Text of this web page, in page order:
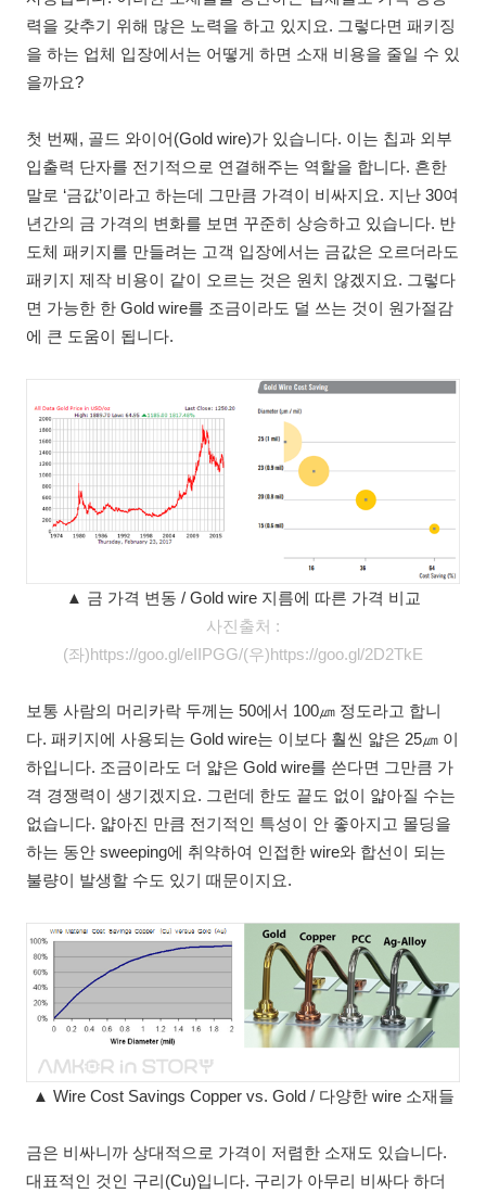
력을 갖추기 위해 많은 노력을 하고 있지요. 그렇다면 패키징
을 하는 업체 입장에서는 어떻게 하면 소재 비용을 줄일 수 있
을까요?
첫 번째, 골드 와이어(Gold wire)가 있습니다. 이는 칩과 외부
입출력 단자를 전기적으로 연결해주는 역할을 합니다. 흔한
말로 ‘금값’이라고 하는데 그만큼 가격이 비싸지요. 지난 30여
년간의 금 가격의 변화를 보면 꾸준히 상승하고 있습니다. 반
도체 패키지를 만들려는 고객 입장에서는 금값은 오르더라도
패키지 제작 비용이 같이 오르는 것은 원치 않겠지요. 그렇다
면 가능한 한 Gold wire를 조금이라도 덜 쓰는 것이 원가절감
에 큰 도움이 됩니다.
▲ 금 가격 변동 / Gold wire 지름에 따른 가격 비교
사진출처 :
(좌)https://goo.gl/eIIPGG/(우)https://goo.gl/2D2TkE
보통 사람의 머리카락 두께는 50에서 100㎛ 정도라고 합니
다. 패키지에 사용되는 Gold wire는 이보다 훨씬 얇은 25㎛ 이
하입니다. 조금이라도 더 얇은 Gold wire를 쓴다면 그만큼 가
격 경쟁력이 생기겠지요. 그런데 한도 끝도 없이 얇아질 수는
없습니다. 얇아진 만큼 전기적인 특성이 안 좋아지고 몰딩을
하는 동안 sweeping에 취약하여 인접한 wire와 합선이 되는
불량이 발생할 수도 있기 때문이지요.
▲ Wire Cost Savings Copper vs. Gold / 다양한 wire 소재들
금은 비싸니까 상대적으로 가격이 저렴한 소재도 있습니다.
대표적인 것인 구리(Cu)입니다. 구리가 아무리 비싸다 하더